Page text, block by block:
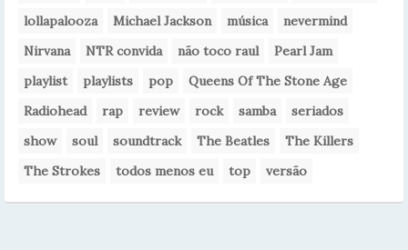
lollapalooza
Michael Jackson música
nevermind
Nirvana
NTR convida não toco raul
Pearl Jam
playlist
playlists pop
Queens Of The Stone Age
Radiohead
rap review rock samba
seriados
show
soul soundtrack The Beatles
The Killers
The Strokes
todos menos eu top versão